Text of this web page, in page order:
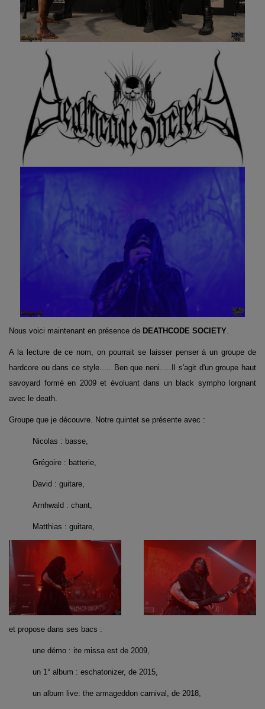
Nous voici maintenant en présence de DEATHCODE SOCIETY.
A la lecture de ce nom, on pourrait se laisser penser à un groupe de
hardcore ou dans ce style..... Ben que neni.....Il s'agit d'un groupe haut
savoyard formé en 2009 et évoluant dans un black sympho lorgnant
avec le death.
Groupe que je découvre. Notre quintet se présente avec :
Nicolas : basse,
Grégoire : batterie,
David : guitare,
Arnhwald : chant,
Matthias : guitare,
et propose dans ses bacs :
une démo : ite missa est de 2009,
un 1° album : eschatonizer, de 2015,
un album live: the armageddon carnival, de 2018,